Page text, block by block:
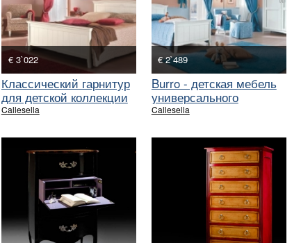
€ 3`022
Классический гарнитур
для детской коллекции
Burro
Callesella
€ 2`489
Burro - детская мебель
универсального
характера.
Callesella